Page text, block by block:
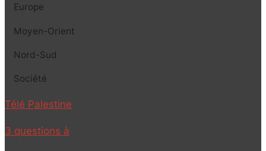
Europe
Moyen-Orient
Nord-Sud
Société
Télé Palestine
3 questions à